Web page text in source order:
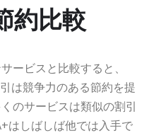
約比較
ービスと比較すると、
は競争力のある節約を提
のサービスは類似の割引
はしばしば他では入手で